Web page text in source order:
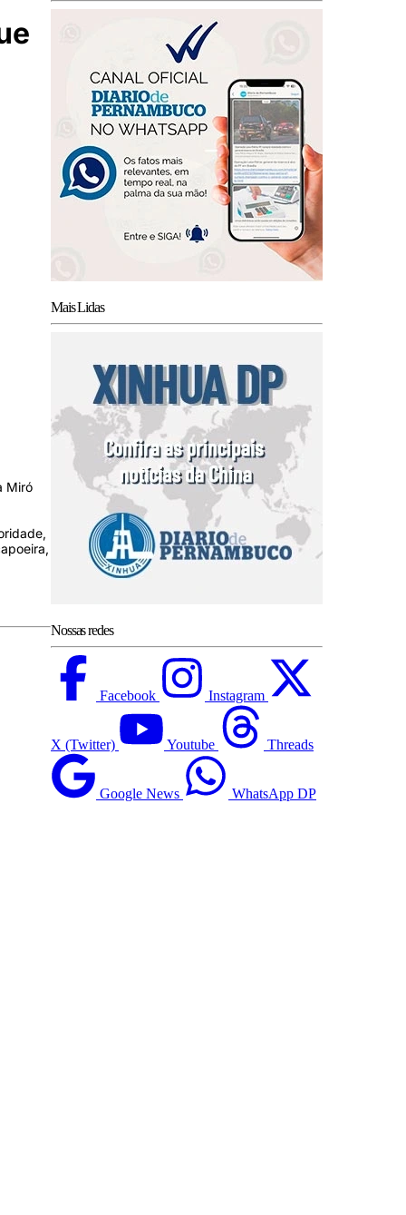
Miró
Mais Lidas
Nossas redes
Facebook Instagram
X (Twitter) Youtube Threads
Google News WhatsApp DP